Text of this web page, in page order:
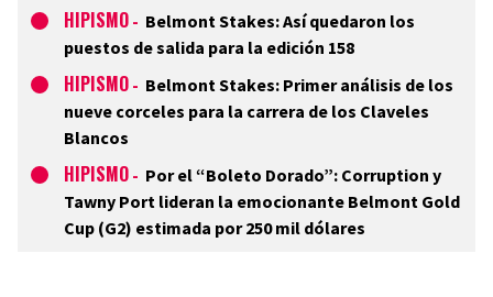
HIPISMO - Belmont Stakes: Así quedaron los
puestos de salida para la edición 158
HIPISMO - Belmont Stakes: Primer análisis de los
nueve corceles para la carrera de los Claveles
Blancos
HIPISMO - Por el “Boleto Dorado”: Corruption y
Tawny Port lideran la emocionante Belmont Gold
Cup (G2) estimada por 250 mil dólares